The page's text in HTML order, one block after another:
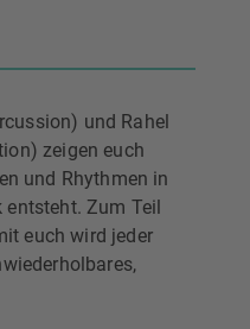
und Rahel
zeigen euch
und Rhythmen in
Zum Teil
euch wird jeder